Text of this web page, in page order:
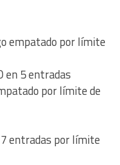
empatado por límite
en 5 entradas
por límite de
entradas por límite